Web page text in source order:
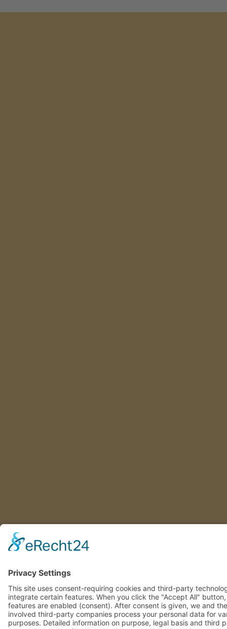
This site uses consent-requiring cookies and third-party
integrate certain features. When you click the "Accept All"